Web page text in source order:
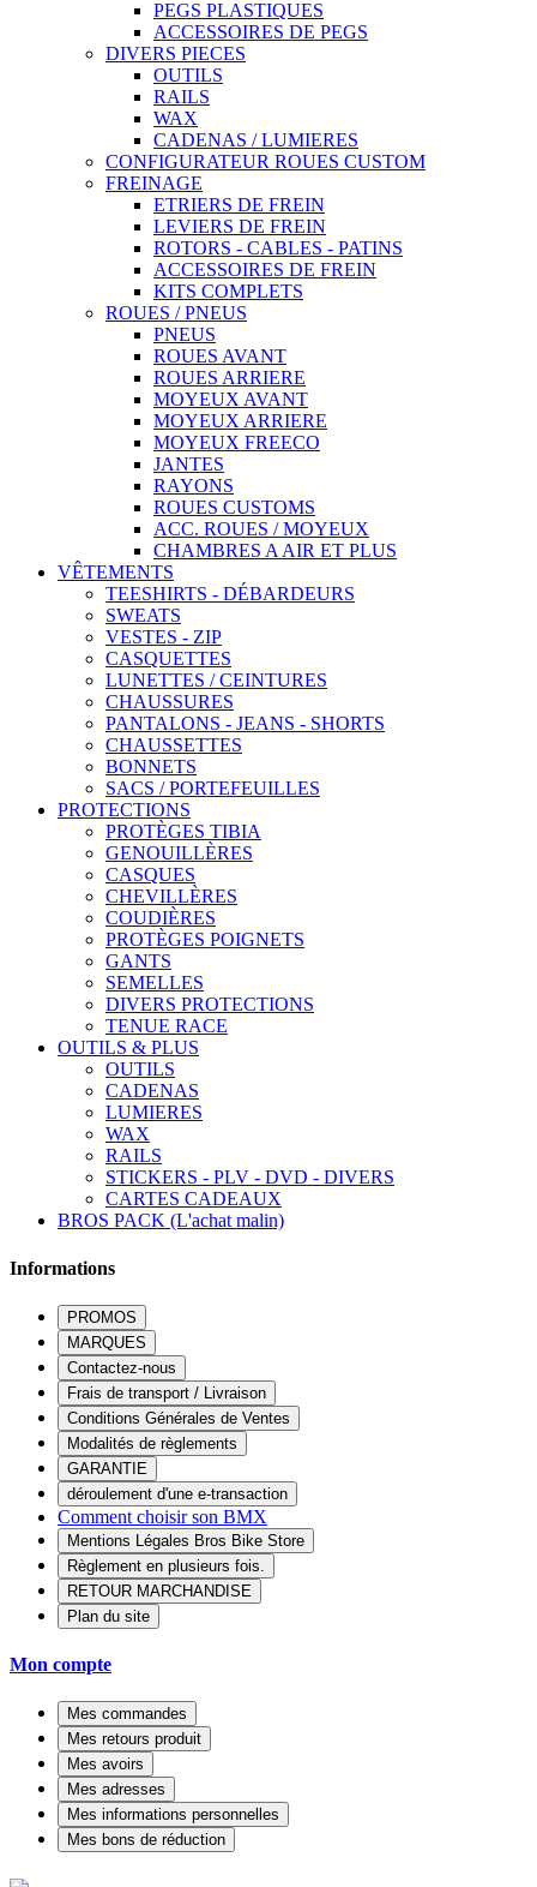
PEGS PLASTIQUES
ACCESSOIRES DE PEGS
DIVERS PIECES
OUTILS
RAILS
WAX
CADENAS / LUMIERES
CONFIGURATEUR ROUES CUSTOM
FREINAGE
ETRIERS DE FREIN
LEVIERS DE FREIN
ROTORS - CABLES - PATINS
ACCESSOIRES DE FREIN
KITS COMPLETS
ROUES / PNEUS
PNEUS
ROUES AVANT
ROUES ARRIERE
MOYEUX AVANT
MOYEUX ARRIERE
MOYEUX FREECO
JANTES
RAYONS
ROUES CUSTOMS
ACC. ROUES / MOYEUX
CHAMBRES A AIR ET PLUS
VÊTEMENTS
TEESHIRTS - DÉBARDEURS
SWEATS
VESTES - ZIP
CASQUETTES
LUNETTES / CEINTURES
CHAUSSURES
PANTALONS - JEANS - SHORTS
CHAUSSETTES
BONNETS
SACS / PORTEFEUILLES
PROTECTIONS
PROTÈGES TIBIA
GENOUILLÈRES
CASQUES
CHEVILLÈRES
COUDIÈRES
PROTÈGES POIGNETS
GANTS
SEMELLES
DIVERS PROTECTIONS
TENUE RACE
OUTILS & PLUS
OUTILS
CADENAS
LUMIERES
WAX
RAILS
STICKERS - PLV - DVD - DIVERS
CARTES CADEAUX
BROS PACK (L'achat malin)
Informations
PROMOS
MARQUES
Contactez-nous
Frais de transport / Livraison
Conditions Générales de Ventes
Modalités de règlements
GARANTIE
déroulement d'une e-transaction
Comment choisir son BMX
Mentions Légales Bros Bike Store
Règlement en plusieurs fois.
RETOUR MARCHANDISE
Plan du site
Mon compte
Mes commandes
Mes retours produit
Mes avoirs
Mes adresses
Mes informations personnelles
Mes bons de réduction